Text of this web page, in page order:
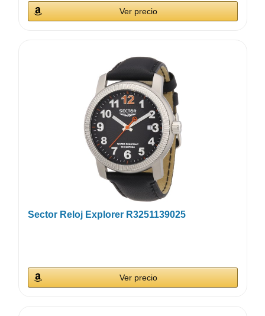
Ver precio
Sector Reloj Explorer R3251139025
Ver precio